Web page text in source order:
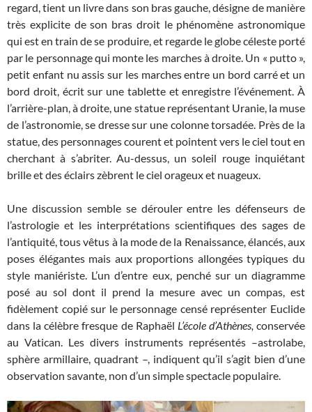
regard, tient un livre dans son bras gauche, désigne de manière
très explicite de son bras droit le phénomène astronomique
qui est en train de se produire, et regarde le globe céleste porté
par le personnage qui monte les marches à droite. Un « putto »,
petit enfant nu assis sur les marches entre un bord carré et un
bord droit, écrit sur une tablette et enregistre l’événement. À
l’arrière-plan, à droite, une statue représentant Uranie, la muse
de l’astronomie, se dresse sur une colonne torsadée. Près de la
statue, des personnages courent et pointent vers le ciel tout en
cherchant à s’abriter. Au-dessus, un soleil rouge inquiétant
brille et des éclairs zèbrent le ciel orageux et nuageux.
Une discussion semble se dérouler entre les défenseurs de
l’astrologie et les interprétations scientifiques des sages de
l’antiquité, tous vêtus à la mode de la Renaissance, élancés, aux
poses élégantes mais aux proportions allongées typiques du
style maniériste. L’un d’entre eux, penché sur un diagramme
posé au sol dont il prend la mesure avec un compas, est
fidèlement copié sur le personnage censé représenter Euclide
dans la célèbre fresque de Raphaël L’école d’Athènes, conservée
au Vatican. Les divers instruments représentés –astrolabe,
sphère armillaire, quadrant –, indiquent qu’il s’agit bien d’une
observation savante, non d’un simple spectacle populaire.